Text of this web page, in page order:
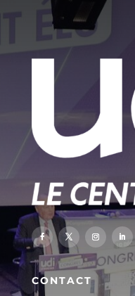
CONTACT